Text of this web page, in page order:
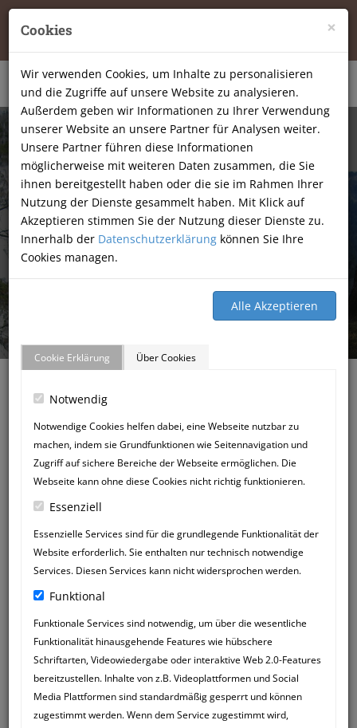
×
Cookies
Wir verwenden Cookies, um Inhalte zu personalisieren
und die Zugriffe auf unsere Website zu analysieren.
Außerdem geben wir Informationen zu Ihrer Verwendung
unserer Website an unsere Partner für Analysen weiter.
Unsere Partner führen diese Informationen
möglicherweise mit weiteren Daten zusammen, die Sie
ihnen bereitgestellt haben oder die sie im Rahmen Ihrer
Nutzung der Dienste gesammelt haben. Mit Klick auf
Akzeptieren stimmen Sie der Nutzung dieser Dienste zu.
Innerhalb der Datenschutzerklärung können Sie Ihre
Cookies managen.
Cookie Erklärung Über Cookies
Notwendig
Notwendige Cookies helfen dabei, eine Webseite nutzbar zu
machen, indem sie Grundfunktionen wie Seitennavigation und
Zugriff auf sichere Bereiche der Webseite ermöglichen. Die
Webseite kann ohne diese Cookies nicht richtig funktionieren.
Essenziell
Essenzielle Services sind für die grundlegende Funktionalität der
Website erforderlich. Sie enthalten nur technisch notwendige
Services. Diesen Services kann nicht widersprochen werden.
Funktional
Funktionale Services sind notwendig, um über die wesentliche
Funktionalität hinausgehende Features wie hübschere
Schriftarten, Videowiedergabe oder interaktive Web 2.0-Features
bereitzustellen. Inhalte von z.B. Videoplattformen und Social
Media Plattformen sind standardmäßig gesperrt und können
zugestimmt werden. Wenn dem Service zugestimmt wird,
|
07134-9177806
NEUER
GÄSTEBUCHEINTRAG
Zurück zum Gästebuch